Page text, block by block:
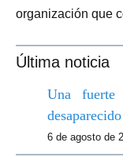
organización que
Última noticia
Una
6 de agosto de